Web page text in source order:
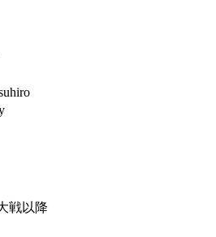
戦以降